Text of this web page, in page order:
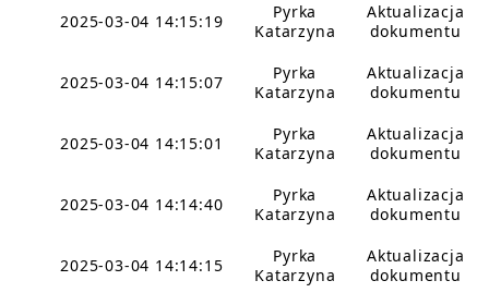
2025-03-04 14:15:19
Pyrka
Katarzyna
Aktualizacja
dokumentu
2025-03-04 14:15:07
Pyrka
Katarzyna
Aktualizacja
dokumentu
2025-03-04 14:15:01
Pyrka
Katarzyna
Aktualizacja
dokumentu
2025-03-04 14:14:40
Pyrka
Katarzyna
Aktualizacja
dokumentu
2025-03-04 14:14:15
Pyrka
Katarzyna
Aktualizacja
dokumentu